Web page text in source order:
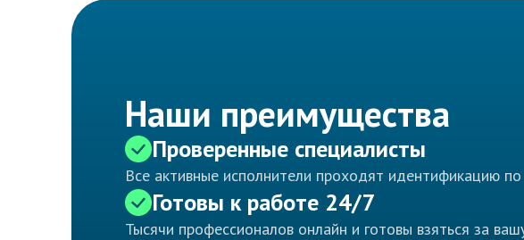
Наши преимущества
Проверенные специалисты
Все активные исполнители проходят идентификацию по
Готовы к работе 24/7
Тысячи профессионалов онлайн и готовы взяться за